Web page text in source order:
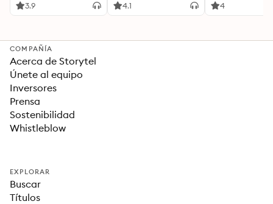
3.9 4.1 4
COMPAÑÍA
Acerca de Storytel
Únete al equipo
Inversores
Prensa
Sostenibilidad
Whistleblow
EXPLORAR
Buscar
Títulos